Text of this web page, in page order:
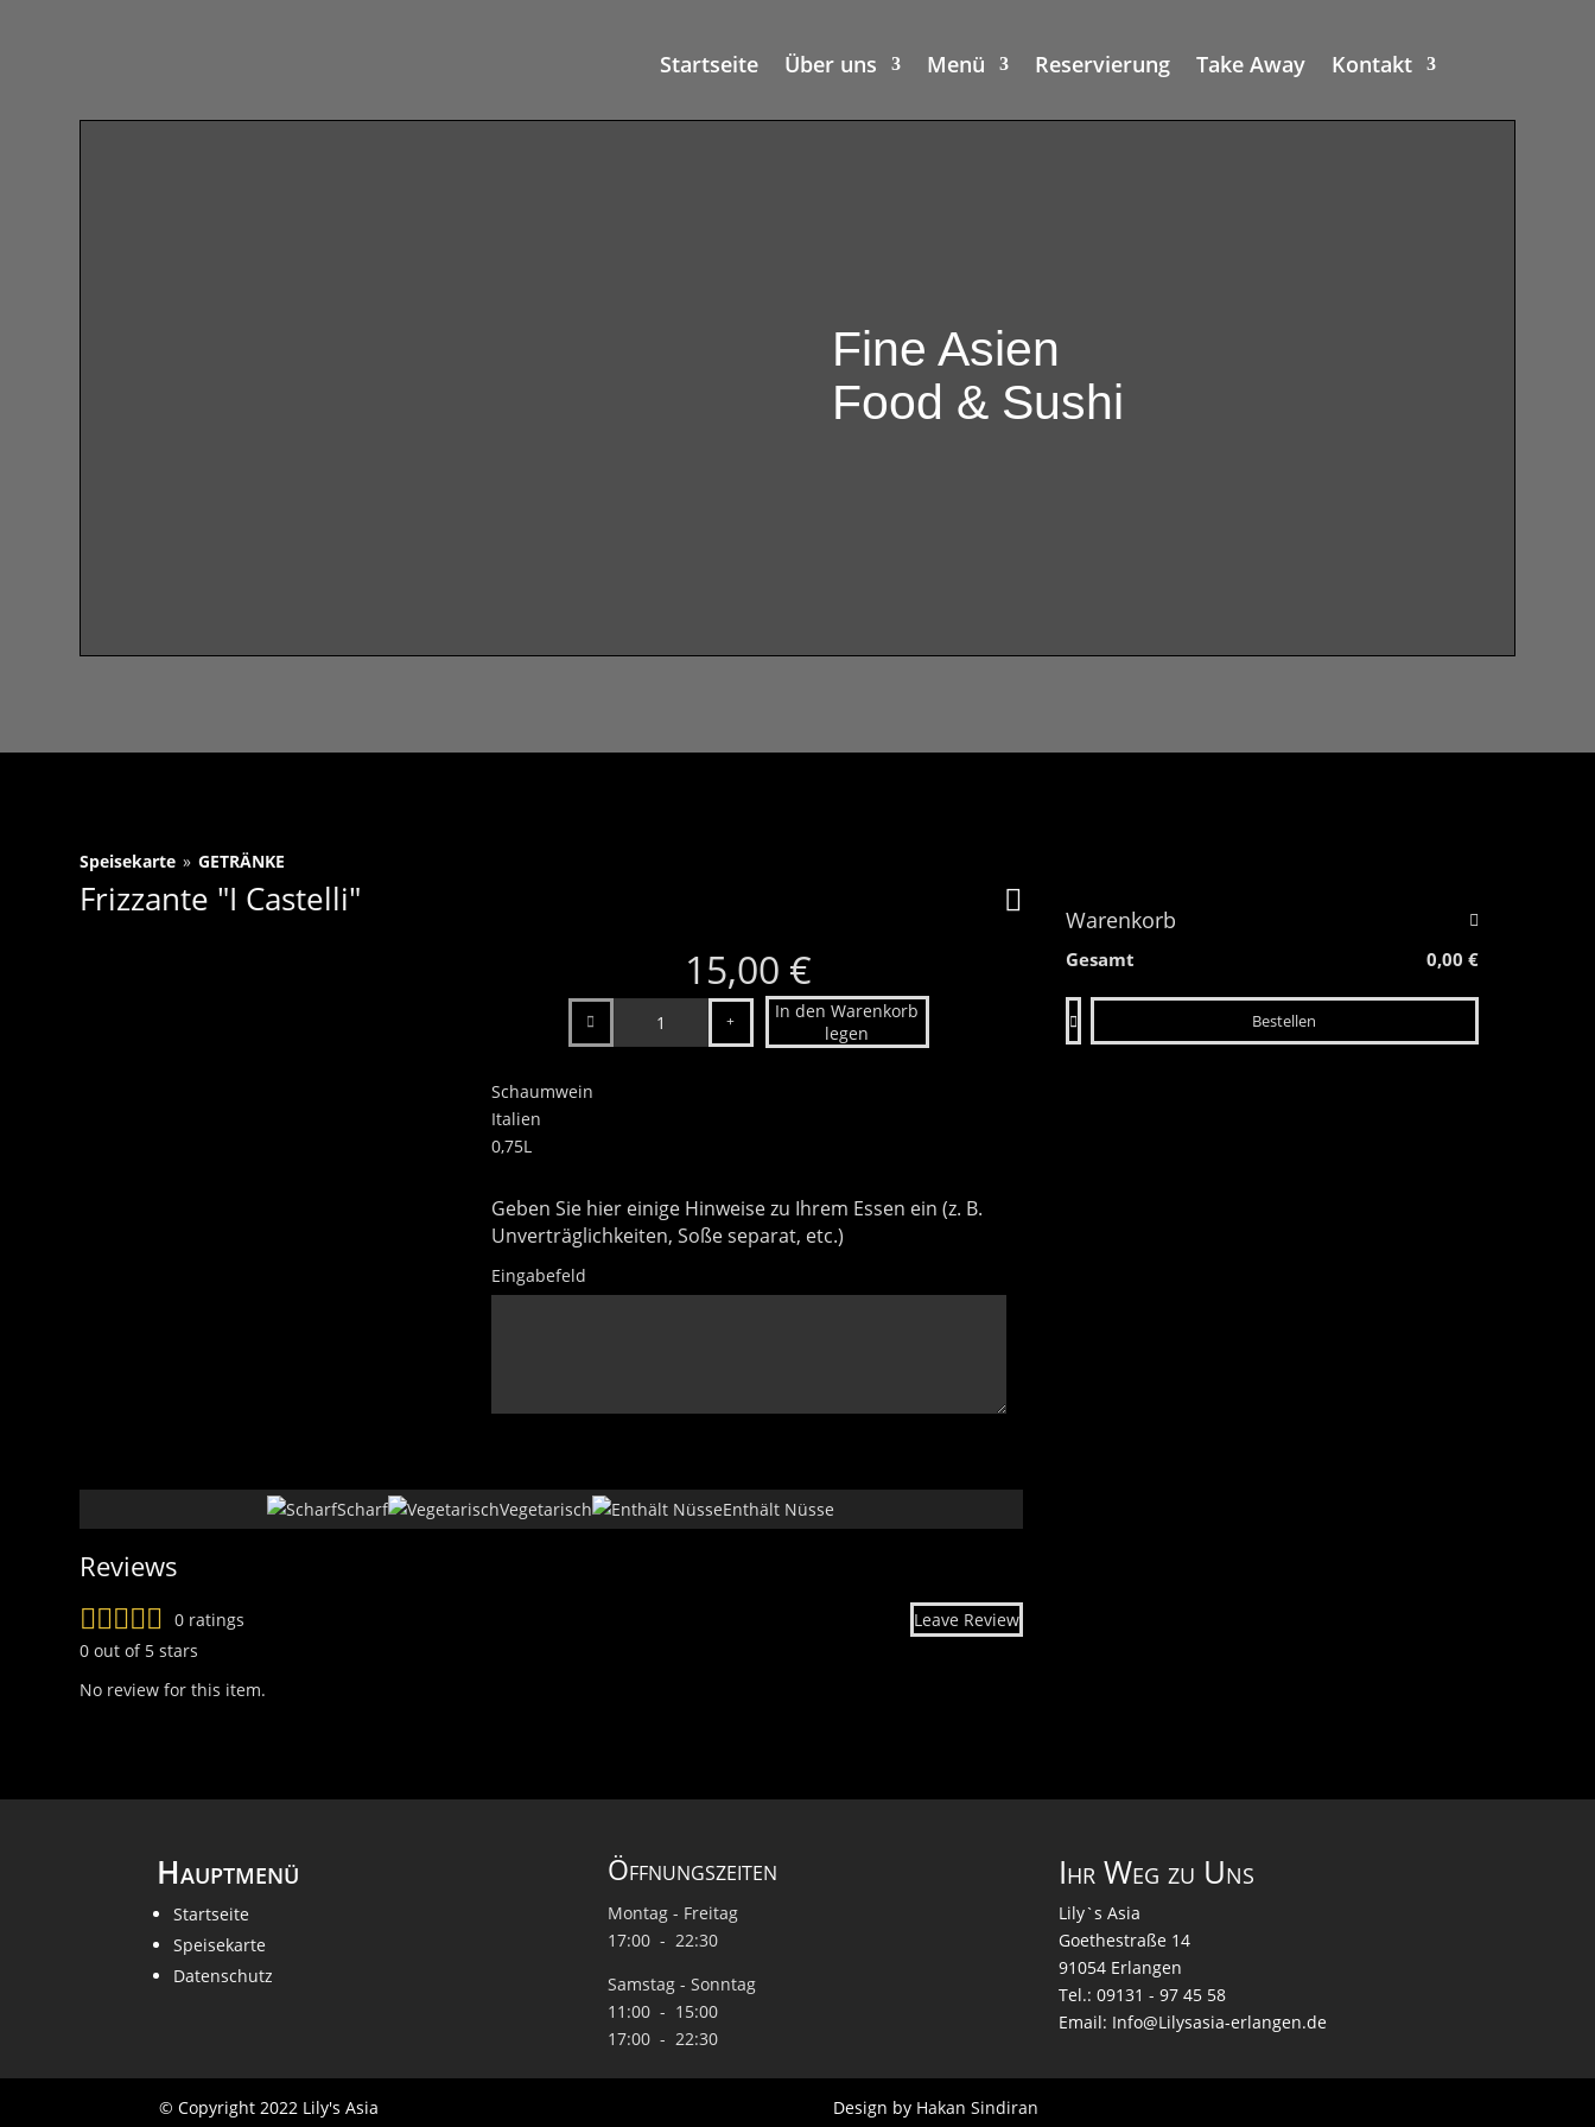
Startseite Über uns Menü Reservierung Take Away Kontakt
Fine Asien
Food & Sushi
Speisekarte » GETRÄNKE
Frizzante "I Castelli"
15,00 €
In den Warenkorb
legen
Schaumwein
Italien
0,75L
Geben Sie hier einige Hinweise zu Ihrem Essen ein (z. B.
Unverträglichkeiten, Soße separat, etc.)
Eingabefeld
Scharf Vegetarisch Enthält Nüsse
Reviews
0 ratings
Leave Review
0 out of 5 stars
No review for this item.
Warenkorb
Gesamt 0,00 €
Bestellen
Hauptmenü
Startseite
Speisekarte
Datenschutz
Öffnungszeiten
Montag - Freitag
17:00 - 22:30
Samstag - Sonntag
11:00 - 15:00
17:00 - 22:30
Ihr Weg zu Uns
Lily`s Asia
Goethestraße 14
91054 Erlangen
Tel.: 09131 - 97 45 58
Email: Info@Lilysasia-erlangen.de
©Copyright 2022 Lily's Asia Design by Hakan Sindiran
uhdfsj